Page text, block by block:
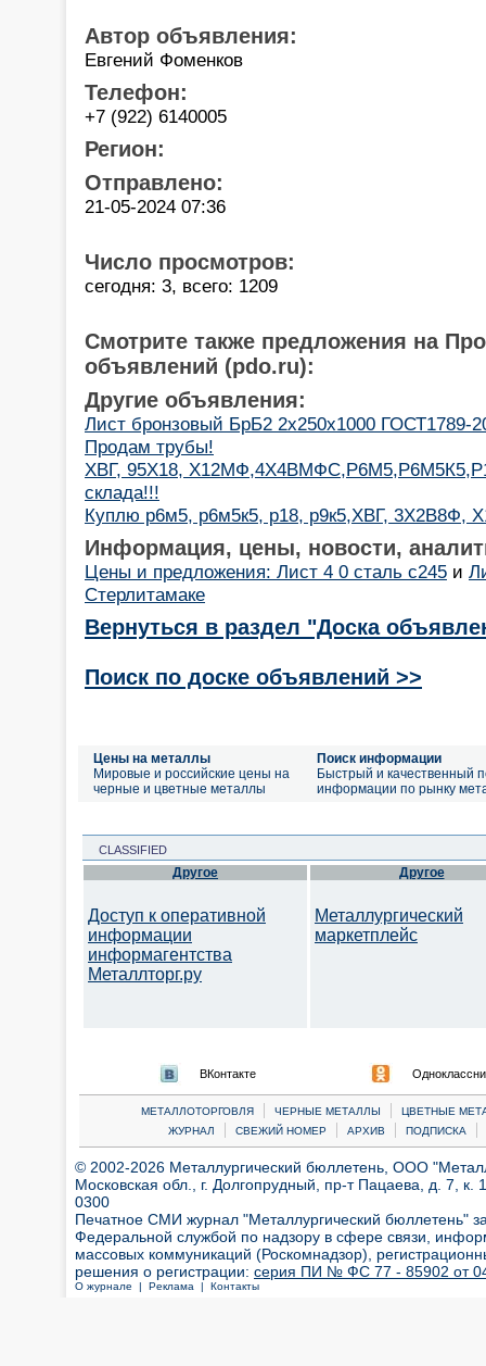
Автор объявления:
Евгений Фоменков
Телефон:
+7 (922) 6140005
Регион:
Отправлено:
21-05-2024 07:36
Число просмотров:
сегодня: 3, всего: 1209
Смотрите также предложения на
объявлений (pdo.ru):
Другие объявления:
Лист бронзовый БрБ2 2х250х1000 ГОСТ1789-
Продам трубы!
ХВГ, 95Х18,
склада!!!
Куплю р6м5, р6м5к5, р18, р9к5,ХВГ,
Информация, цены, новости,
Цены и предложения: Лист 4 0 сталь с245 и
Стерлитамаке
Вернуться в раздел "Доска
Поиск по доске объявлений >>
Цены на металлы
Мировые и российские цены на
черные и цветные металлы
Поиск информации
Быстрый и качественный
информации по рынку
CLASSIFIED
Другое
Доступ к оперативной
информации
информагентства
Металлторг.ру
Другое
Металлургический
маркетплейс
ВКонтакте
МЕТАЛЛОТОРГОВЛЯ | ЧЕРНЫЕ МЕТАЛЛЫ |
ЦВЕТНЫЕ
ЖУРНАЛ
| СВЕЖИЙ НОМЕР | АРХИВ | ПОДПИСКА |
© 2002-2026 Металлургический бюллетень, ООО
Московская обл., г. Долгопрудный, пр-т Пацаева, д. 7,
0300
Печатное СМИ журнал "Металлургический бюллетень"
Федеральной службой по надзору в сфере связи,
массовых коммуникаций (Роскомнадзор),
решения о регистрации: серия ПИ № ФС 77 - 85902 от 04
О журнале | Реклама | Контакты